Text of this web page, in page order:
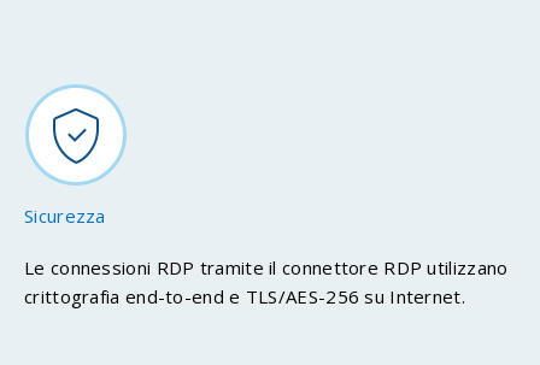
Sicurezza
Le connessioni RDP tramite il connettore RDP utilizzano
crittografia end-to-end e TLS/AES-256 su Internet.